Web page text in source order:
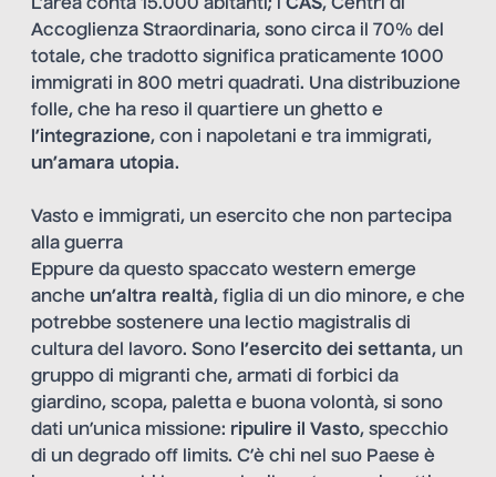
L’area conta 15.000 abitanti; i CAS, Centri di
Accoglienza Straordinaria, sono circa il 70% del
totale, che tradotto significa praticamente 1000
immigrati in 800 metri quadrati. Una distribuzione
folle, che ha reso il quartiere un ghetto e
l’integrazione, con i napoletani e tra immigrati,
un’amara utopia.
Vasto e immigrati, un esercito che non partecipa
alla guerra
Eppure da questo spaccato western emerge
anche un’altra realtà, figlia di un dio minore, e che
potrebbe sostenere una lectio magistralis di
cultura del lavoro. Sono l’esercito dei settanta, un
gruppo di migranti che, armati di forbici da
giardino, scopa, paletta e buona volontà, si sono
dati un’unica missione: ripulire il Vasto, specchio
di un degrado off limits. C’è chi nel suo Paese è